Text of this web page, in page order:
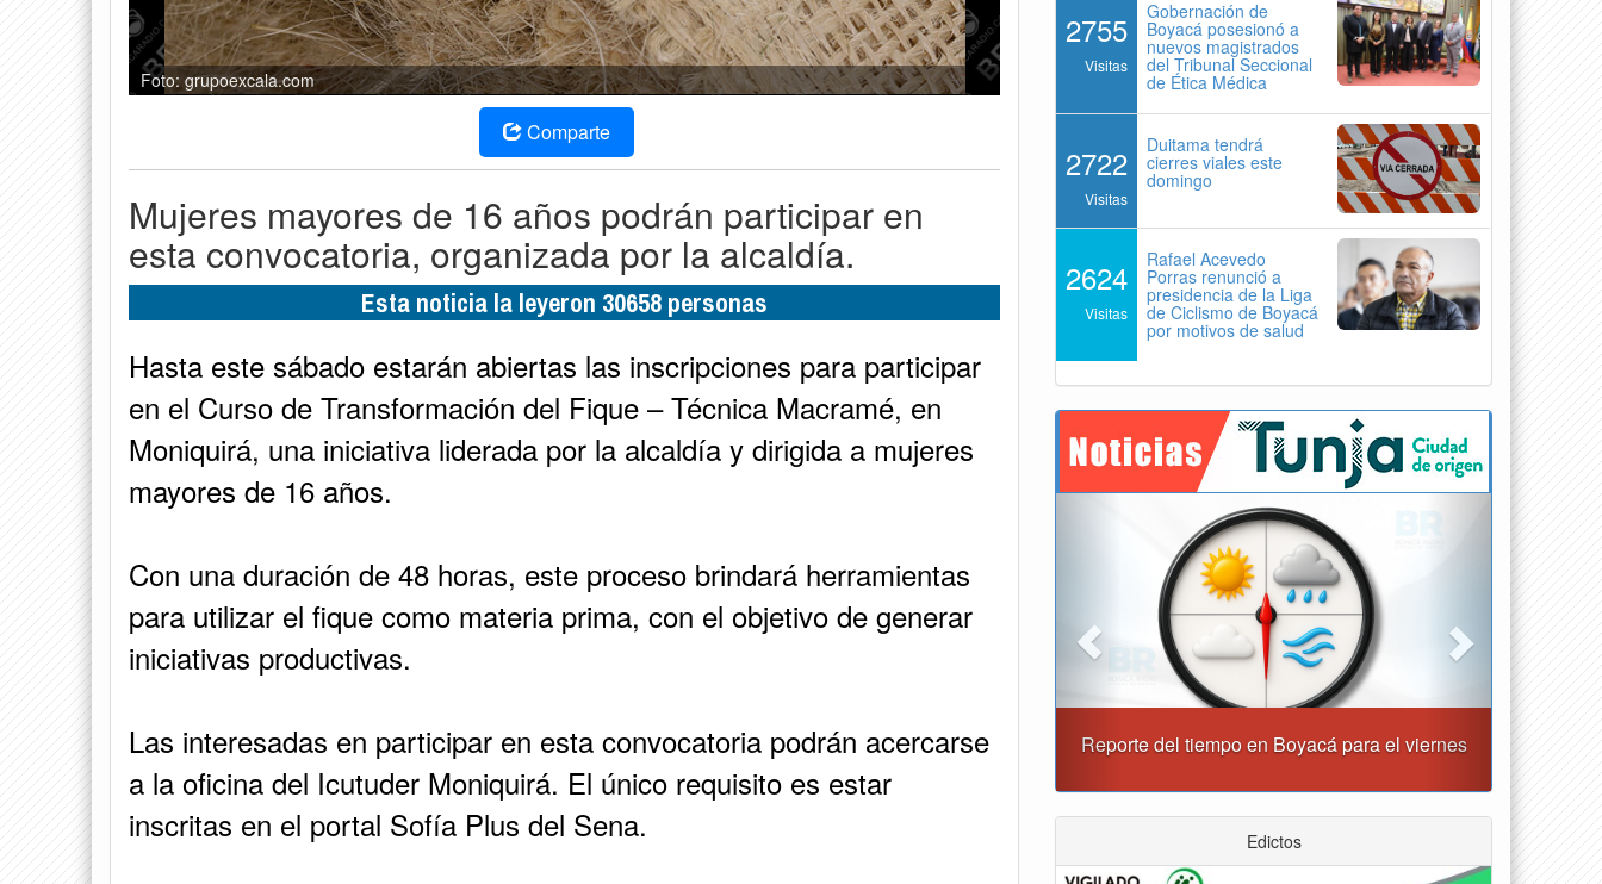
Foto: grupoexcala.com
Comparte
Mujeres mayores de 16 años podrán participar en
esta convocatoria, organizada por la alcaldía.
Esta noticia la leyeron 30658 personas
Hasta este sábado estarán abiertas las inscripciones para participar
en el Curso de Transformación del Fique – Técnica Macramé, en
Moniquirá, una iniciativa liderada por la alcaldía y dirigida a mujeres
mayores de 16 años.
Con una duración de 48 horas, este proceso brindará herramientas
para utilizar el fique como materia prima, con el objetivo de generar
iniciativas productivas.
Las interesadas en participar en esta convocatoria podrán acercarse
a la oficina del Icutuder Moniquirá. El único requisito es estar
inscritas en el portal Sofía Plus del Sena.
2755
Visitas
Gobernación de
Boyacá posesionó a
nuevos magistrados
del Tribunal Seccional
de Ética Médica
2722
Visitas
Duitama tendrá
cierres viales este
domingo
2624
Visitas
Rafael Acevedo
Porras renunció a
presidencia de la Liga
de Ciclismo de Boyacá
por motivos de salud
“Tunja nos ha dado demasiado y no podemos
Edictos